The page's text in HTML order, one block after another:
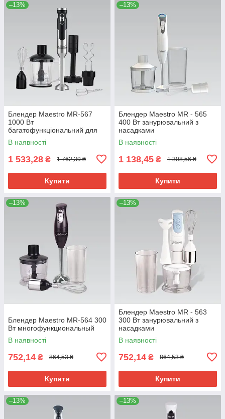
–13%
Блендер Maestro MR-567
1000 Вт
багатофункціональний для
подрібнення та змішування
В наявності
1 533,28 ₴ 1 762,39 ₴
Купити
–13%
Блендер Maestro MR - 565
400 Вт занурювальний з
насадками
багатофункціональний для
подрібнення та змішування
В наявності
1 138,45 ₴ 1 308,56 ₴
Купити
–13%
Блендер Maestro MR-564 300
Вт многофункциональный
В наявності
752,14 ₴ 864,53 ₴
Купити
–13%
Блендер Maestro MR - 563
300 Вт занурювальний з
насадками
багатофункціональний для
подрібнення та змішування
В наявності
752,14 ₴ 864,53 ₴
Купити
–13% –13%